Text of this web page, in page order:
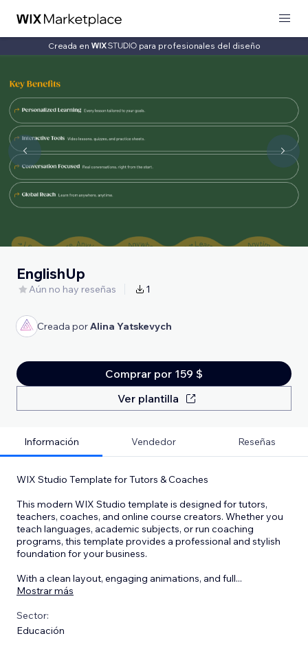
Creada en para profesionales del diseño
EnglishUp
Aún no hay reseñas 1
Creada porAlina Yatskevych
Comprar por 159 $
Ver plantilla
Información Vendedor Reseñas
WIX Studio Template for Tutors & Coaches
This modern WIX Studio template is designed for tutors,
teachers, coaches, and online course creators. Whether you
teach languages, academic subjects, or run coaching
programs, this template provides a professional and stylish
foundation for your business.
With a clean layout, engaging animations, and full...
Mostrar más
Sector:
Educación